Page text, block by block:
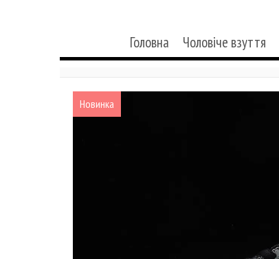
Головна Чоловіче взуття
Новинка